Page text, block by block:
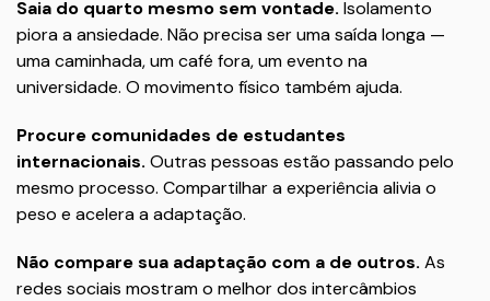
Saia do quarto mesmo sem vontade. Isolamento
piora a ansiedade. Não precisa ser uma saída longa —
uma caminhada, um café fora, um evento na
universidade. O movimento físico também ajuda.
Procure comunidades de estudantes
internacionais. Outras pessoas estão passando pelo
mesmo processo. Compartilhar a experiência alivia o
peso e acelera a adaptação.
Não compare sua adaptação com a de outros. As
redes sociais mostram o melhor dos intercâmbios